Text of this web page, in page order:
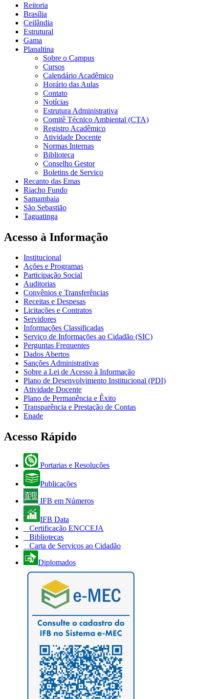
Reitoria
Brasília
Ceilândia
Estrutural
Gama
Planaltina
Sobre o Campus
Cursos
Calendário Acadêmico
Horário das Aulas
Contato
Notícias
Estrutura Administrativa
Comitê Técnico Ambiental (CTA)
Registro Acadêmico
Atividade Docente
Normas Internas
Biblioteca
Conselho Gestor
Boletins de Serviço
Recanto das Emas
Riacho Fundo
Samambaia
São Sebastião
Taguatinga
Acesso à Informação
Institucional
Ações e Programas
Participação Social
Auditorias
Convênios e Transferências
Receitas e Despesas
Licitações e Contratos
Servidores
Informações Classificadas
Serviço de Informações ao Cidadão (SIC)
Perguntas Frequentes
Dados Abertos
Sanções Administrativas
Sobre a Lei de Acesso à Informação
Plano de Desenvolvimento Institucional (PDI)
Atividade Docente
Plano de Permanência e Êxito
Transparência e Prestação de Contas
Enade
Acesso Rápido
Portarias e Resoluções
Publicações
IFB em Números
IFB Data
Certificação ENCCEJA
Bibliotecas
Carta de Serviços ao Cidadão
Diplomados